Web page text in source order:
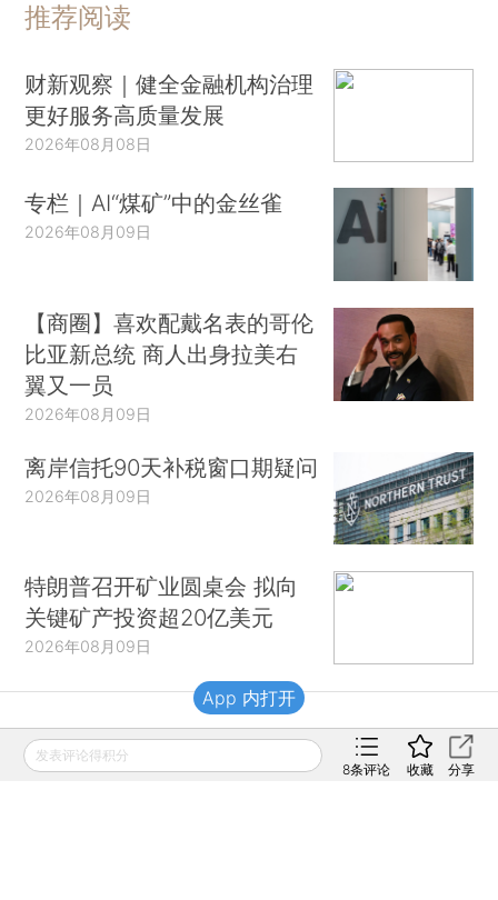
推荐阅读
财新观察｜健全金融机构治理
更好服务高质量发展
2026年08月08日
专栏｜AI“煤矿”中的金丝雀
2026年08月09日
【商圈】喜欢配戴名表的哥伦
比亚新总统 商人出身拉美右
翼又一员
2026年08月09日
离岸信托90天补税窗口期疑问
2026年08月09日
特朗普召开矿业圆桌会 拟向
关键矿产投资超20亿美元
2026年08月09日
财新移动
发表评论得积分
8条评论 收藏 分享
App 内打开